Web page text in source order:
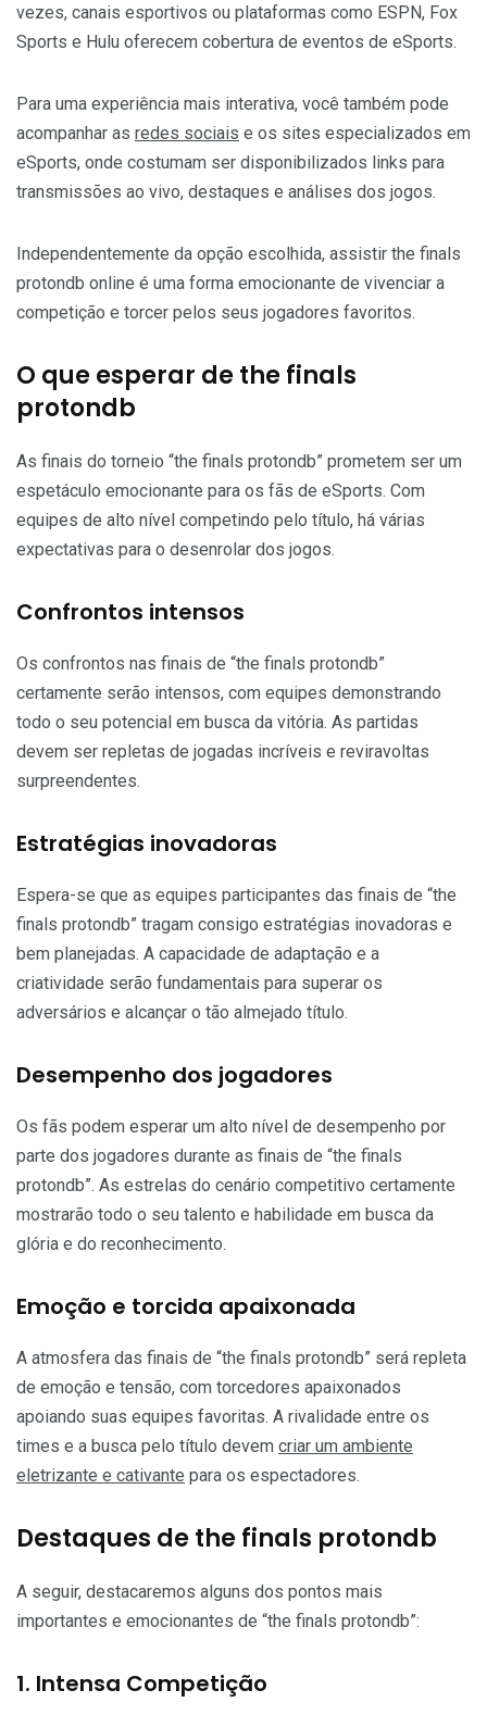
vezes, canais esportivos ou plataformas como ESPN, Fox
Sports e Hulu oferecem cobertura de eventos de eSports.
Para uma experiência mais interativa, você também pode
acompanhar as redes sociais e os sites especializados em
eSports, onde costumam ser disponibilizados links para
transmissões ao vivo, destaques e análises dos jogos.
Independentemente da opção escolhida, assistir the finals
protondb online é uma forma emocionante de vivenciar a
competição e torcer pelos seus jogadores favoritos.
O que esperar de the finals
protondb
As finais do torneio “the finals protondb” prometem ser um
espetáculo emocionante para os fãs de eSports. Com
equipes de alto nível competindo pelo título, há várias
expectativas para o desenrolar dos jogos.
Confrontos intensos
Os confrontos nas finais de “the finals protondb”
certamente serão intensos, com equipes demonstrando
todo o seu potencial em busca da vitória. As partidas
devem ser repletas de jogadas incríveis e reviravoltas
surpreendentes.
Estratégias inovadoras
Espera-se que as equipes participantes das finais de “the
finals protondb” tragam consigo estratégias inovadoras e
bem planejadas. A capacidade de adaptação e a
criatividade serão fundamentais para superar os
adversários e alcançar o tão almejado título.
Desempenho dos jogadores
Os fãs podem esperar um alto nível de desempenho por
parte dos jogadores durante as finais de “the finals
protondb”. As estrelas do cenário competitivo certamente
mostrarão todo o seu talento e habilidade em busca da
glória e do reconhecimento.
Emoção e torcida apaixonada
A atmosfera das finais de “the finals protondb” será repleta
de emoção e tensão, com torcedores apaixonados
apoiando suas equipes favoritas. A rivalidade entre os
times e a busca pelo título devem criar um ambiente
eletrizante e cativante para os espectadores.
Destaques de the finals protondb
A seguir, destacaremos alguns dos pontos mais
importantes e emocionantes de “the finals protondb”:
1. Intensa Competição